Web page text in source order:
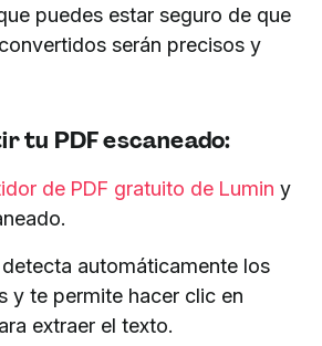
puedes estar seguro de que
serán precisos y
tu PDF escaneado:
de PDF gratuito de Lumin y
automáticamente los
y te permite hacer clic en
extraer el texto.